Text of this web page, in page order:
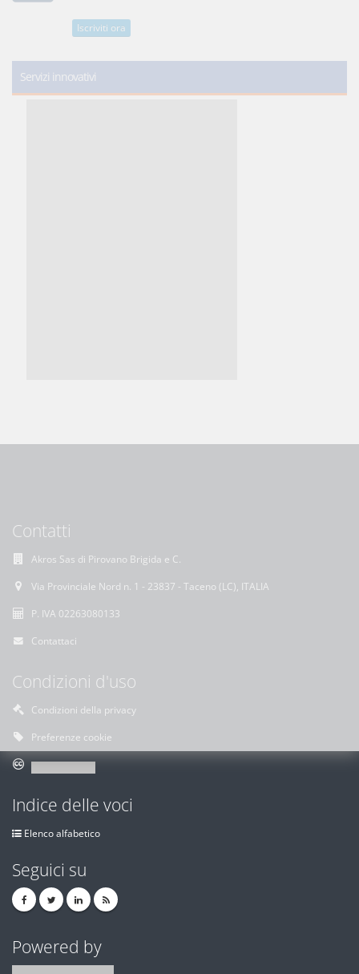
Iscriviti ora
Servizi innovativi
Contatti
Akros Sas di Pirovano Brigida e C.
Via Provinciale Nord n. 1 - 23837 - Taceno (LC), ITALIA
P. IVA 02263080133
Contattaci
Condizioni d'uso
Condizioni della privacy
Preferenze cookie
Indice delle voci
Elenco alfabetico
Seguici su
Powered by